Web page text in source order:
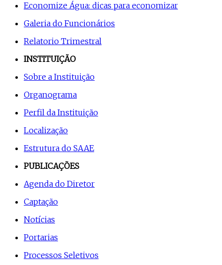
Economize Água: dicas para economizar
Galeria do Funcionários
Relatorio Trimestral
INSTITUIÇÃO
Sobre a Instituição
Organograma
Perfil da Instituição
Localização
Estrutura do SAAE
PUBLICAÇÕES
Agenda do Diretor
Captação
Notícias
Portarias
Processos Seletivos